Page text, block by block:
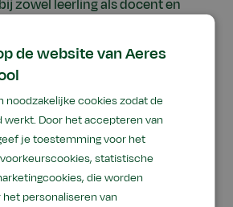
zowel leerling als docent en
ervan te presenteren.
dit leerproces is een
docent
op transitie gerichte didactiek
die op grond van motivatie
formuleert. Docenten krijgen
passende didactische
de website van Aeres
noodzakelijke cookies zodat de
werkt. Door het accepteren van
je toestemming voor het
statistische
die worden
personaliseren van